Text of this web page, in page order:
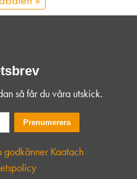
så får du våra utskick.
godkänner Kaatach